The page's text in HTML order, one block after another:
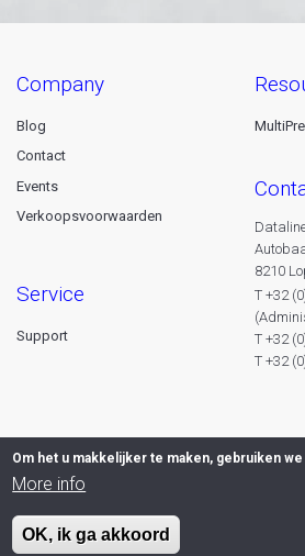
company
Blog
Contact
Events
Verkoopsvoorwaarden
service
Support
8210
T +32
T +32
T +32
© 2026 Dataline nv. All rights reserved -
Om het u makkelijker te maken, gebruiken
More info
OK, ik ga akkoord